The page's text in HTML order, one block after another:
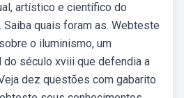
artístico e científico do
Saiba quais foram as. Webteste
o iluminismo, um
século xviii que defendia a
dez questões com gabarito